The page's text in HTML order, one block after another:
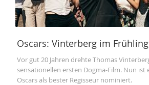
Oscars: Vinterberg im Frühling
Vor gut 20 Jahren drehte Thomas
sensationellen ersten Dogma-Film. Nun ist
Oscars als bester Regisseur nominiert.